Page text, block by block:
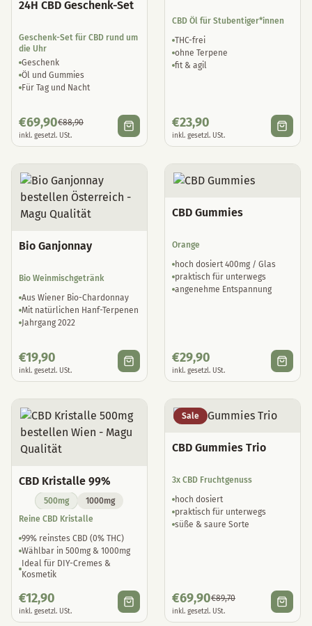
24H CBD Geschenk-Set
Geschenk-Set für CBD rund um
die Uhr
Geschenk
Öl und Gummies
Für Tag und Nacht
€69,90€88,90
inkl. gesetzl. USt.
CBD Öl für Stubentiger*innen
THC-frei
ohne Terpene
fit & agil
€23,90
inkl. gesetzl. USt.
Bio Ganjonnay
Bio Weinmischgetränk
Aus Wiener Bio-Chardonnay
Mit natürlichen Hanf-Terpenen
Jahrgang 2022
€19,90
inkl. gesetzl. USt.
CBD Gummies
Orange
hoch dosiert 400mg / Glas
praktisch für unterwegs
angenehme Entspannung
€29,90
inkl. gesetzl. USt.
CBD Kristalle 99%
500mg
1000mg
Reine CBD Kristalle
99% reinstes CBD (0% THC)
Wählbar in 500mg & 1000mg
Ideal für DIY-Cremes &
Kosmetik
€12,90
inkl. gesetzl. USt.
Sale
CBD Gummies Trio
3x CBD Fruchtgenuss
hoch dosiert
praktisch für unterwegs
süße & saure Sorte
€69,90€89,70
inkl. gesetzl. USt.